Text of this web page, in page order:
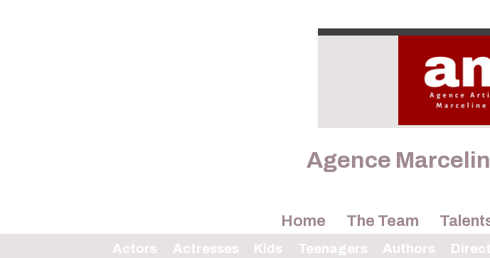
Agence
Home The Team
Actors Actresses Kids Teenagers Authors